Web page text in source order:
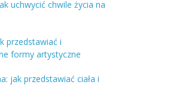
uchwycić chwile życia na
przedstawiać i
formy artystyczne
jak przedstawiać ciała i